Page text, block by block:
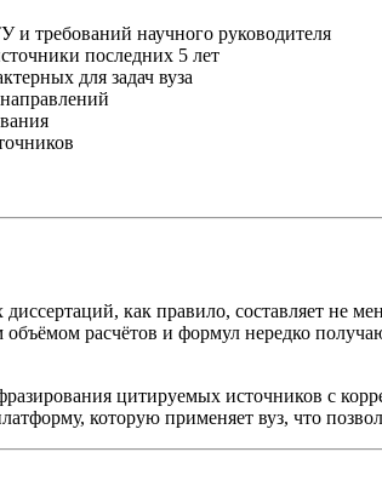
и требований научного руководителя
последних 5 лет
для задач вуза
как правило, составляет не
расчётов и формул нередко
цитируемых источников с
которую применяет вуз, что